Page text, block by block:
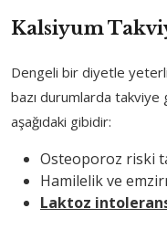
Kalsiyum
Dengeli bir diyetle yeterli
bazı durumlarda
aşağıdaki gibidir:
Osteoporoz riski
Hamilelik ve
Laktoz